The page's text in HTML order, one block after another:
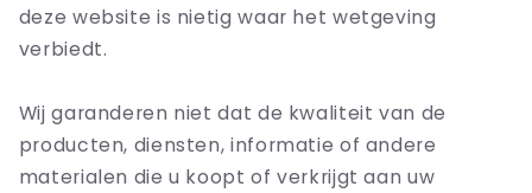
deze website is nietig waar het wetgeving
verbiedt.
Wij garanderen niet dat de kwaliteit van de
producten, diensten, informatie of andere
materialen die u koopt of verkrijgt aan uw